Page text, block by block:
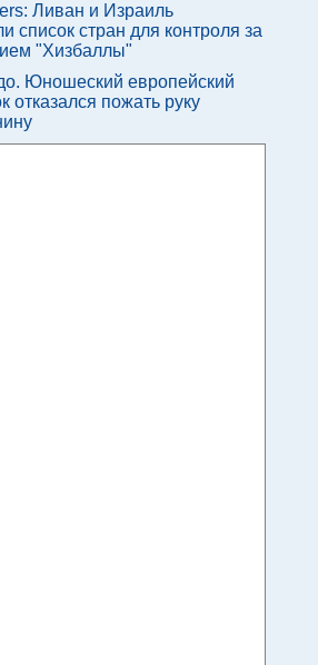
Ливан и Израиль
список стран для контроля за
"Хизбаллы"
Юношеский европейский
отказался пожать руку